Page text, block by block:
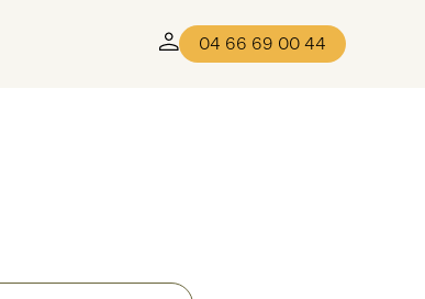
04 66 69 00 44